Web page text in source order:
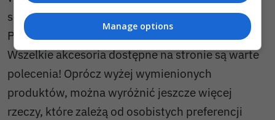
się porządnymi i sprawdzonymi produktami.
Przykładem może być: https://clover.net.pl
Wszelkie akcesoria dostępne na stronie są warte
polecenia! Oprócz wyżej wymienionych
produktów, można wyróżnić jeszcze więcej
rzeczy, które zależą od osobistych preferencji
Manage options